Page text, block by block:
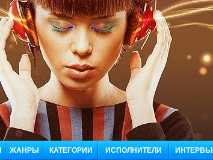
ЖАНРЫ КАТЕГОРИИ ИСПОЛНИТЕЛИ